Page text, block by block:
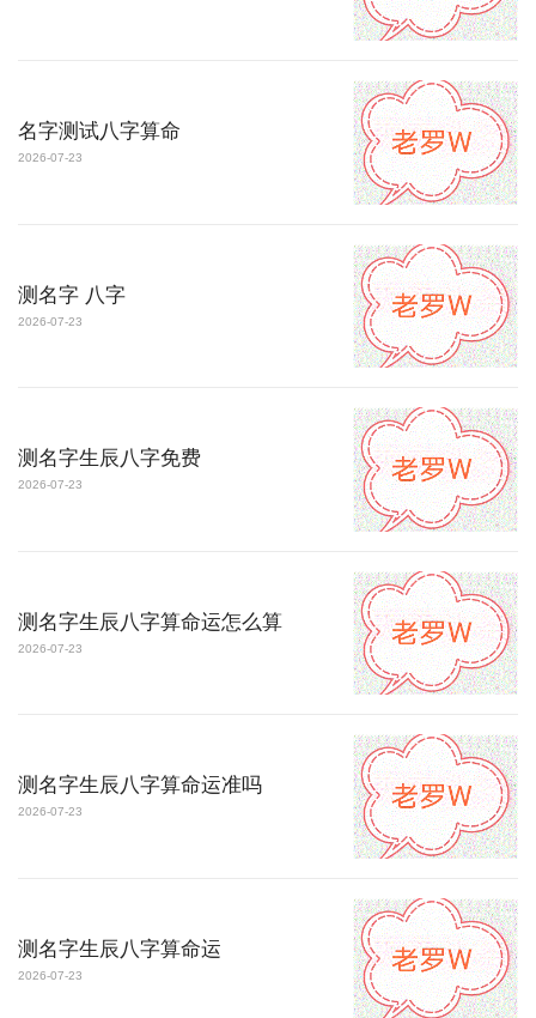
名字测试八字算命
2026-07-23
测名字 八字
2026-07-23
测名字生辰八字免费
2026-07-23
测名字生辰八字算命运怎么算
2026-07-23
测名字生辰八字算命运准吗
2026-07-23
测名字生辰八字算命运
2026-07-23